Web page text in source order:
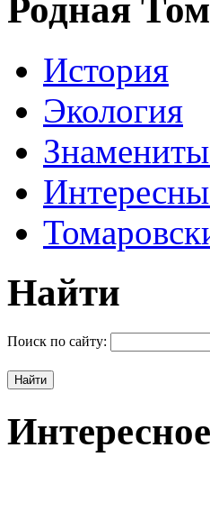
Родная
История
Экология
Найти
Поиск по сайту:
Интересное